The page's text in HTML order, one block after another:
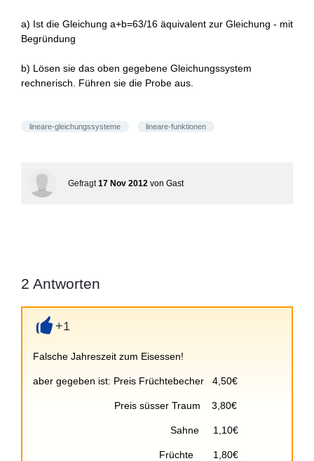
a) Ist die Gleichung a+b=63/16 äquivalent zur Gleichung - mit
Begründung
b) Lösen sie das oben gegebene Gleichungssystem
rechnerisch. Führen sie die Probe aus.
lineare-gleichungssysteme lineare-funktionen
Gefragt 17 Nov 2012 von Gast
2 Antworten
+1
Falsche Jahreszeit zum Eisessen!
aber gegeben ist: Preis Früchtebecher 4,50€
Preis süsser Traum 3,80€
Sahne 1,10€
Früchte 1,80€